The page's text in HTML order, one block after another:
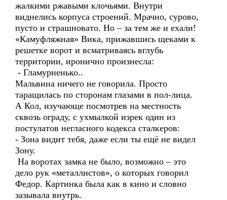
жалкими ржавыми клочьями. Внутри
виднелись корпуса строений. Мрачно, сурово,
пусто и страшновато. Но – за тем же и ехали!
«Камуфляжная» Вика, прижавшись щеками к
решетке ворот и всматриваясь вглубь
территории, иронично произнесла:
- Гламурненько..
Мальвина ничего не говорила. Просто
таращилась по сторонам глазами в пол-лица.
А Кол, изучающе посмотрев на местность
сквозь ограду, с ухмылкой изрек один из
постулатов негласного кодекса сталкеров:
- Зона видит тебя, даже если ты ещё не видел
Зону.
На воротах замка не было, возможно – это
дело рук «металлистов», о которых говорил
Федор. Картинка была как в кино и словно
зазывала внутрь.